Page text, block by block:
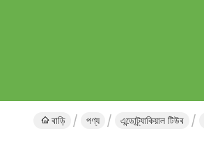
বাড়ি পণ্য এন্ডোট্র্যাকিয়াল টিউব